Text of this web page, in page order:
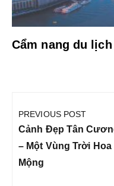
Cẩm nang du
hướng
bài
viết
PREVIOUS POST
Previous
Post:
Cảnh Đẹp Tân
– Một Vùng Trời Hoa
Mộng